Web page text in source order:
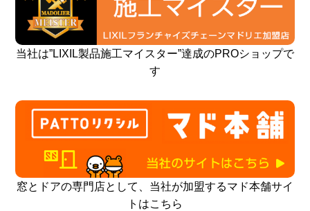
当社は”LIXIL製品施工マイスター”達成のPROショップで
す
窓とドアの専門店として、当社が加盟するマド本舗サイ
トはこちら